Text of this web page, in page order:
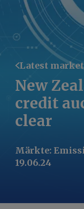
Latest
New
credit
clear
Märkte:
19.06.24